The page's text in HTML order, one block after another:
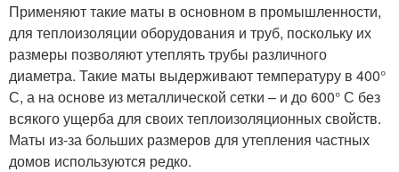
Применяют такие маты в основном в промышленности,
для теплоизоляции оборудования и труб, поскольку их
размеры позволяют утеплять трубы различного
диаметра. Такие маты выдерживают температуру в 400°
С, а на основе из металлической сетки – и до 600° С без
всякого ущерба для своих теплоизоляционных свойств.
Маты из-за больших размеров для утепления частных
домов используются редко.